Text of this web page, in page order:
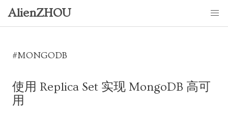
AlienZHOU
#MONGODB
使用 Replica Set 实现 MongoDB 高可
用